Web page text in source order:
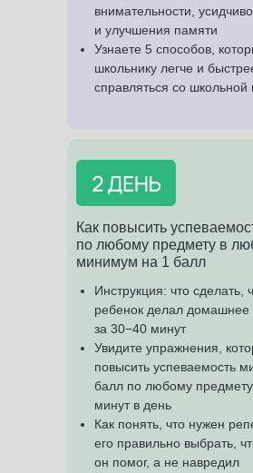
внимательности,
и улучшения памяти
Узнаете 5 способов,
школьнику легче и
справляться со
Как повысить
по любому предмету в
минимум на 1 балл
Инструкция: что сделать,
ребенок делал домашнее
за 30−40 минут
Увидите упражнения,
повысить успеваемость
балл по любому предмету
минут в день
Как понять, что нужен
его правильно выбрать,
он помог, а не навредил